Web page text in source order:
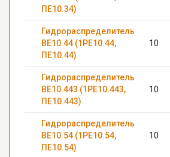
ПЕ10.34)
Гидрораспределитель
ВЕ10.44 (1РЕ10.44,
ПЕ10.44)
10
Гидрораспределитель
ВЕ10.443 (1РЕ10.443,
ПЕ10.443)
10
Гидрораспределитель
ВЕ10.54 (1РЕ10.54,
ПЕ10.54)
10